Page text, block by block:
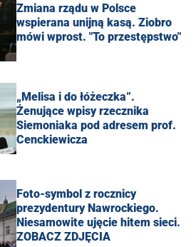
Zmiana rządu w Polsce
wspierana unijną kasą. Ziobro
mówi wprost. "To przestępstwo"
„Melisa i do łóżeczka”.
Żenujące wpisy rzecznika
Siemoniaka pod adresem prof.
Cenckiewicza
Foto-symbol z rocznicy
prezydentury Nawrockiego.
Niesamowite ujęcie hitem sieci.
ZOBACZ ZDJĘCIA